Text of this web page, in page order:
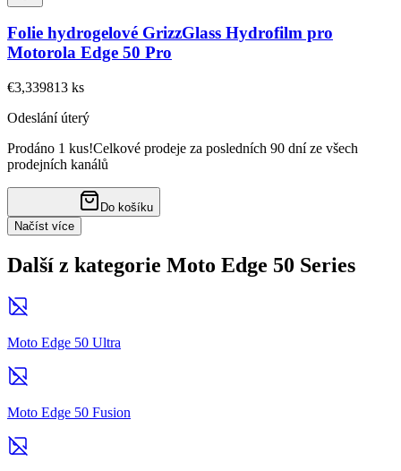
Folie hydrogelové GrizzGlass Hydrofilm pro
Motorola Edge 50 Pro
€3,339813 ks
Odeslání úterý
Prodáno 1 kus!Celkové prodeje za posledních 90 dní ze všech
prodejních kanálů
Do košíku
Načíst více
Další z kategorie Moto Edge 50 Series
Moto Edge 50 Ultra
Moto Edge 50 Fusion